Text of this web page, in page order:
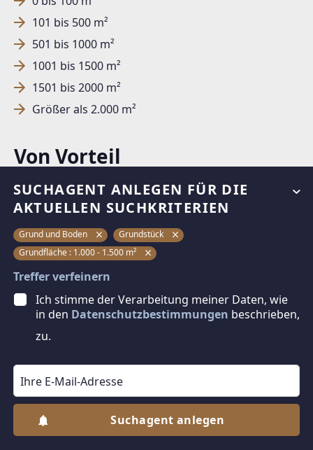
101 bis 500 m²
501 bis 1000 m²
1001 bis 1500 m²
1501 bis 2000 m²
Größer als 2.000 m²
Von Vorteil
provisionsfrei
aufgeschlossen
dibeo.at entdecken
Mieten vom Immo-Experten
Kaufen vom Immo-Experten
Virtuelle Rundgänge
Vermieten oder verkaufen
Info für Immobilien Makler
Jetzt Suchagent anlegen
SUCHAGENT ANLEGEN FÜR DIE
AKTUELLEN SUCHKRITERIEN
Grund und Boden
Grundstück
Grundfläche : 1.000- 1.500 m²
Treffer verfeinern
Ich stimme der Verarbeitung meiner Daten, wie
in den Datenschutzbestimmungen beschrieben,
zu.
Suchagent anlegen